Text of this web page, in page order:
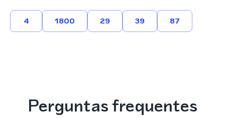
4 1800 29 39 87
Perguntas frequentes